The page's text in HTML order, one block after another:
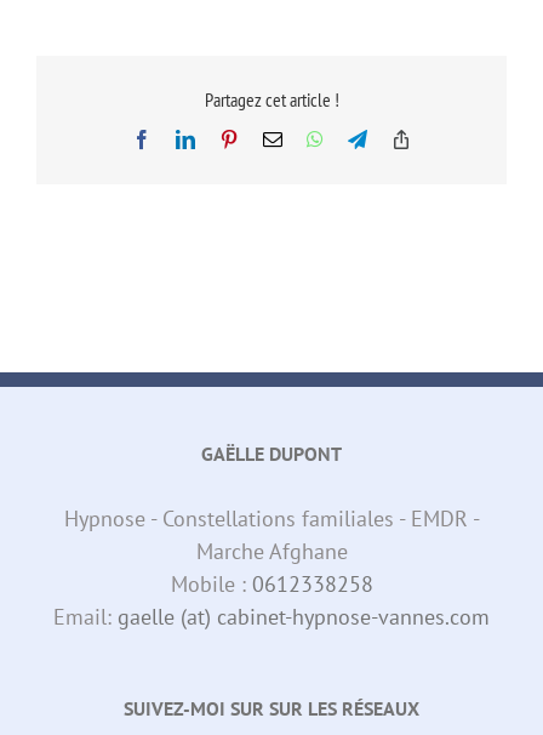
Partagez cet article !
FacebookLinkedInPinterestEmail WhatsApp
Telegram
GAËLLE DUPONT
Hypnose - Constellations familiales - EMDR -
Marche Afghane
Mobile : 0612338258
Email: gaelle (at) cabinet-hypnose-vannes.com
SUIVEZ-MOI SUR SUR LES RÉSEAUX